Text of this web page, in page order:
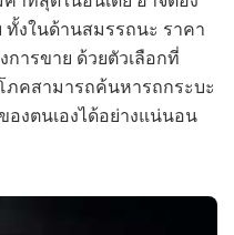
งในด้านสมรรถนะ ราคา
ารขาย ด้วยตัวเลือกที่
ภคสามารถค้นหารถกระบะ
งตนเองได้อย่างแน่นอน